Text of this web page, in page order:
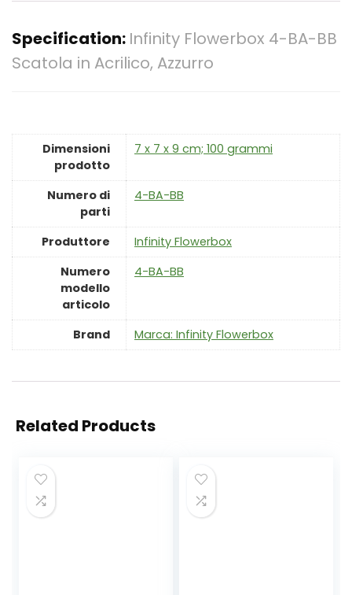
Specification: Infinity Flowerbox 4-BA-BB
Scatola in Acrilico, Azzurro
Dimensioni
prodotto
‎7 x 7 x 9 cm; 100 grammi
Numero di
parti
‎4-BA-BB
Produttore
‎Infinity Flowerbox
Numero
modello
articolo
‎4-BA-BB
Brand Marca: Infinity Flowerbox
Related Products